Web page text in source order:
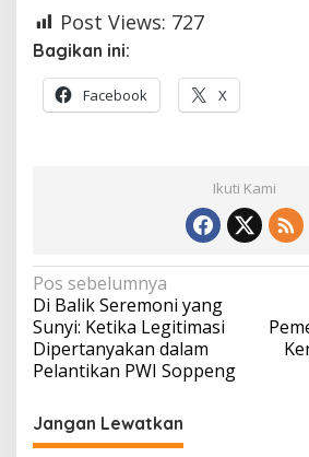
Post Views: 727
Bagikan ini:
Facebook X
Ikuti Kami
Navigasi
pos
Pos sebelumnya
Di Balik Seremoni yang
Sunyi: Ketika Legitimasi
Dipertanyakan dalam
Pelantikan PWI Soppeng
Jangan Lewatkan